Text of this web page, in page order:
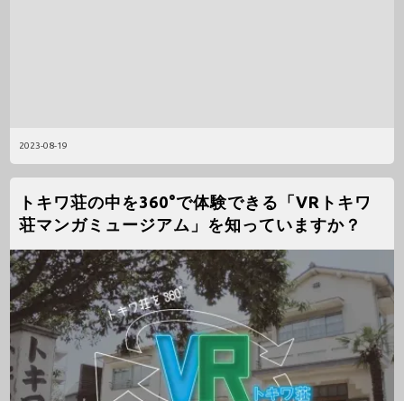
2023-08-19
トキワ荘の中を360°で体験できる「VRトキワ
荘マンガミュージアム」を知っていますか？